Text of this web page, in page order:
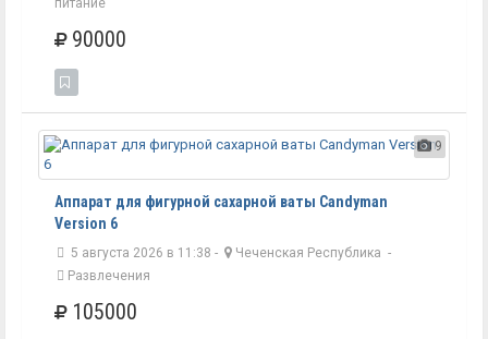
питание
90000
9
Аппарат для фигурной сахарной ваты Candyman
Version 6
5 августа 2026 в 11:38 - Чеченская Республика -
Развлечения
105000